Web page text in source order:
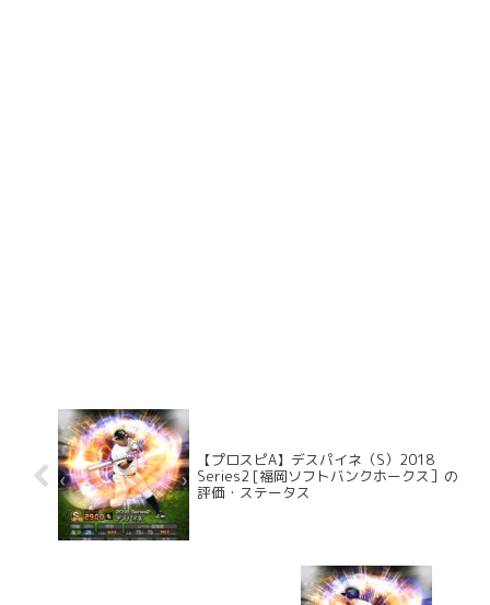
【プロスピA】デスパイネ（S）2018
Series2 [福岡ソフトバンクホークス］の
評価・ステータス